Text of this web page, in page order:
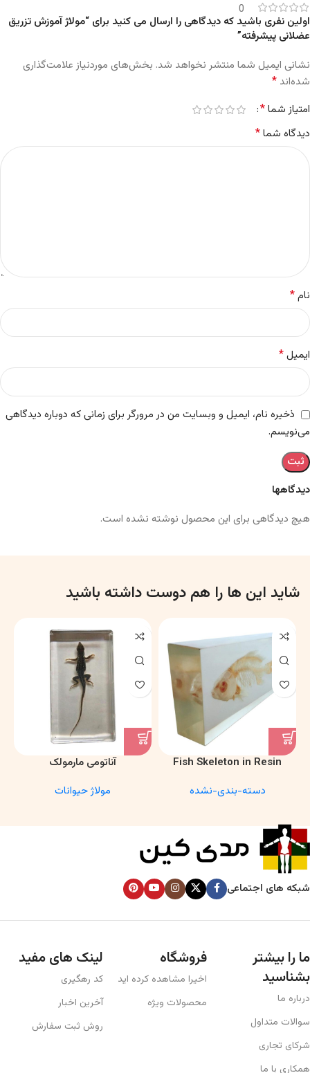
0
دیدگاهها
هیچ دیدگاهی برای این محصول نوشته نشده است.
اولین نفری باشید که دیدگاهی را ارسال می کنید برای “مولاژ آموزش تزریق
عضلانی پیشرفته”
نشانی ایمیل شما منتشر نخواهد شد. بخش‌های موردنیاز علامت‌گذاری
شده‌اند *
امتیاز شما*
دیدگاه شما*
نام*
ایمیل*
ذخیره نام، ایمیل و وبسایت من در مرورگر برای زمانی که دوباره دیدگاهی
می‌نویسم.
شاید این ها را هم دوست داشته باشید
Fish Skeleton in Resin
Anatomy Specimen
دسته-بندی-نشده
آناتومی مارمولک
مولاژ حیوانات
شبکه های اجتماعی
ما را بیشتر
بشناسید
درباره ما
سوالات متداول
شرکای تجاری
همکاری با ما
فروشگاه
اخیرا مشاهده کرده اید
محصولات ویژه
لینک های مفید
کد رهگیری
آخرین اخبار
روش ثبت سفارش